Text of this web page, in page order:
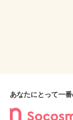
あなたにとって一